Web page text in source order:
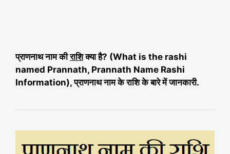
प्राणनाथ नाम कीराशिक्या है? (What is the rashi
named Prannath, Prannath Name Rashi
Information), प्राणनाथ नाम के राशि के बारे में जानकारी.